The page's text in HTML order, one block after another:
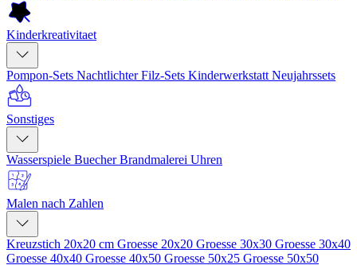
Kinderkreativitaet
Pompon-Sets NachtlichterFilz-Sets Kinderwerkstatt Neujahrssets
Sonstiges
Wasserspiele BuecherBrandmalerei Uhren
Malen nach Zahlen
Kreuzstich 20x20 cm Groesse 20x20 Groesse 30x30 Groesse 30x40
Groesse 40x40 Groesse 40x50 Groesse 50x25 Groesse 50x50